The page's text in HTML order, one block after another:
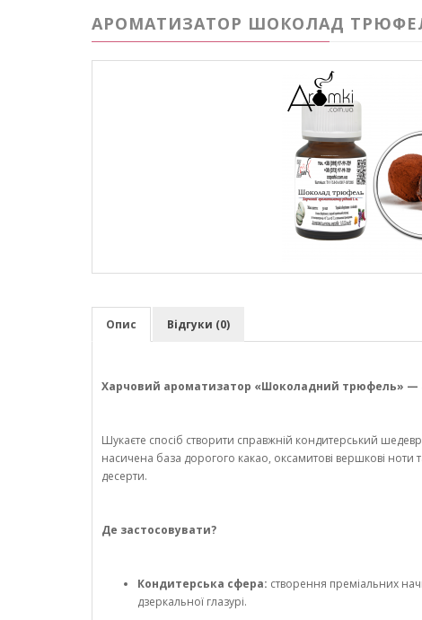
АРОМАТИЗАТОР ШОКОЛАД ТРЮФЕЛЬ
Опис Відгуки (0)
Харчовий ароматизатор «Шоколадний трюфель» —
Шукаєте спосіб створити справжній кондитерський
насичена база дорогого какао, оксамитові вершкові ноти
десерти.
Де застосовувати?
Кондитерська сфера: створення преміальних
дзеркальної глазурі.